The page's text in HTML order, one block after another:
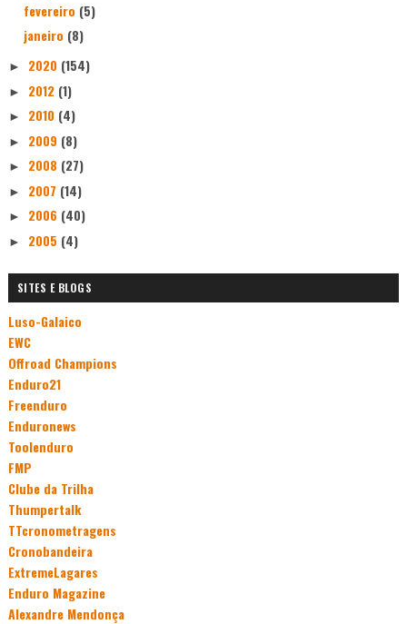
fevereiro (5)
janeiro (8)
► 2020 (154)
► 2012 (1)
► 2010 (4)
► 2009 (8)
► 2008 (27)
► 2007 (14)
► 2006 (40)
► 2005 (4)
SITES E BLOGS
Luso-Galaico
EWC
Offroad Champions
Enduro21
Freenduro
Enduronews
Toolenduro
FMP
Clube da Trilha
Thumpertalk
TTcronometragens
Cronobandeira
ExtremeLagares
Enduro Magazine
Alexandre Mendonça